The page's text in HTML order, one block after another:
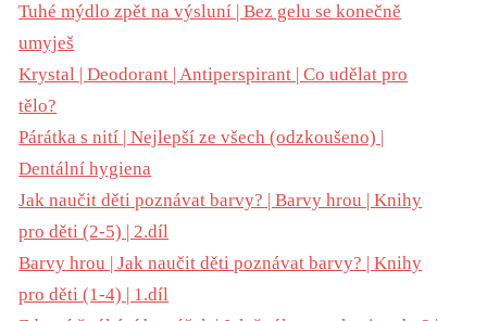
Tuhé mýdlo zpět na výsluní | Bez gelu se konečně
umyješ
Krystal | Deodorant | Antiperspirant | Co udělat pro
tělo?
Párátka s nití | Nejlepší ze všech (odzkoušeno) |
Dentální hygiena
Jak naučit děti poznávat barvy? | Barvy hrou | Knihy
pro děti (2-5) | 2.díl
Barvy hrou | Jak naučit děti poznávat barvy? | Knihy
pro děti (1-4) | 1.díl